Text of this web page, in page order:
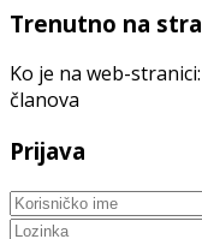
Trenutno na
Ko je na web-
članova
Prijava